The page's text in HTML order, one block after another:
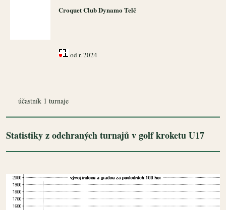
Croquet Club Dynamo Telč
od r. 2024
účastník 1 turnaje
Statistiky z odehraných turnajů v golf kroketu U17